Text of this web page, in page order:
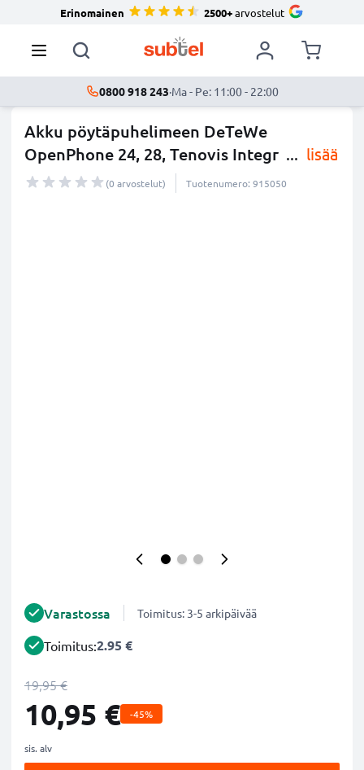
Erinomainen 2500+arvostelut
0800 918 243·Ma - Pe: 11:00 - 22:00
Akku pöytäpuhelimeen DeTeWe
OpenPhone 24, 28, Tenovis Integr ... lisää
(0 arvostelut) Tuotenumero: 915050
Varastossa Toimitus: 3-5 arkipäivää
Toimitus:2.95 €
19,95 €
10,95 € -45%
sis. alv